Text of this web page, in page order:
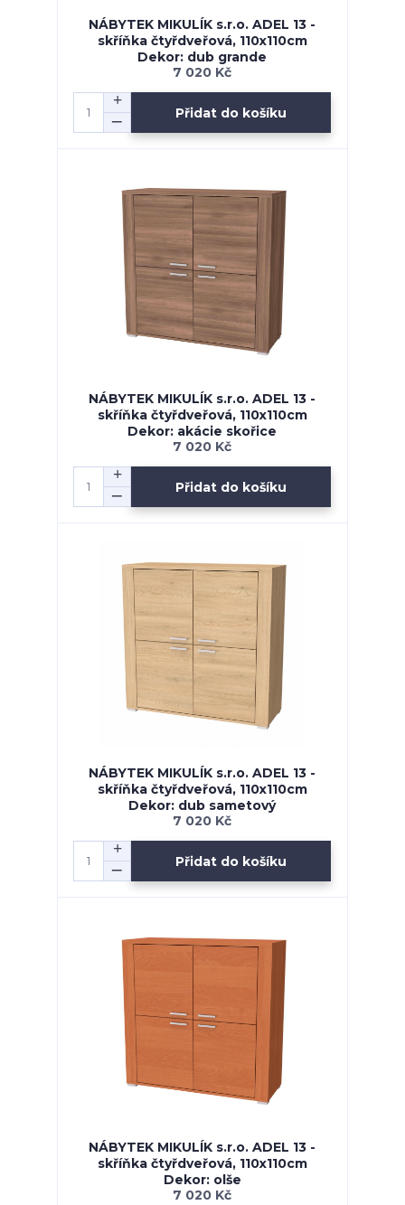
NÁBYTEK MIKULÍK s.r.o. ADEL 13 -
skříňka čtyřdveřová, 110x110cm
Dekor: dub grande
7 020 Kč
Přidat do košíku
NÁBYTEK MIKULÍK s.r.o. ADEL 13 -
skříňka čtyřdveřová, 110x110cm
Dekor: akácie skořice
7 020 Kč
Přidat do košíku
NÁBYTEK MIKULÍK s.r.o. ADEL 13 -
skříňka čtyřdveřová, 110x110cm
Dekor: dub sametový
7 020 Kč
Přidat do košíku
NÁBYTEK MIKULÍK s.r.o. ADEL 13 -
skříňka čtyřdveřová, 110x110cm
Dekor: olše
7 020 Kč